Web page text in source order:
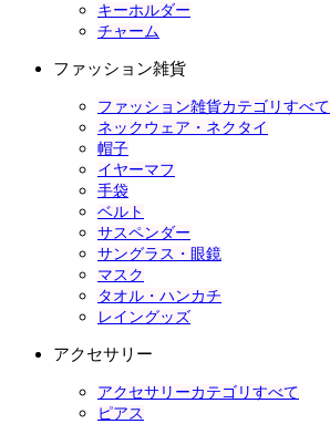
キーホルダー
チャーム
ファッション雑貨
ファッション雑貨カテゴリすべて
ネックウェア・ネクタイ
帽子
イヤーマフ
手袋
ベルト
サスペンダー
サングラス・眼鏡
マスク
タオル・ハンカチ
レイングッズ
アクセサリー
アクセサリーカテゴリすべて
ピアス